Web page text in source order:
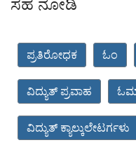
ಸಹ ನೋಡಿ
ಪ್ರತಿರೋಧಕ ಓಂ
ವಿದ್ಯುತ್ ಪ್ರವಾಹ
ವಿದ್ಯುತ್ ಕ್ಯಾಲ್ಕುಲೇಟರ್ಗಳು